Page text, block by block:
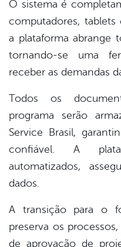
O sistema é
computadores, tablets
a plataforma abrange
tornando-se uma
receber as demandas
Todos os
programa serão
Service Brasil,
confiável. A
automatizados,
dados.
A transição para o
preserva os
de aprovação de